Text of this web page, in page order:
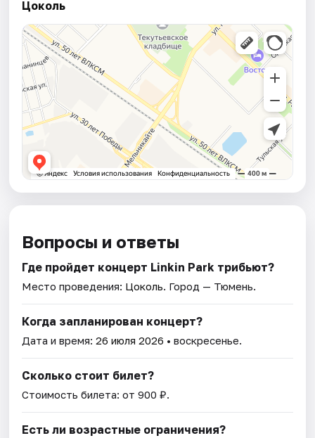
Цоколь
Вопросы и ответы
Где пройдет концерт Linkin Park трибьют?
Место проведения: Цоколь. Город — Тюмень.
Когда запланирован концерт?
Дата и время:26 июля 2026 • воскресенье.
Сколько стоит билет?
Стоимость билета: от 900 ₽.
Есть ли возрастные ограничения?